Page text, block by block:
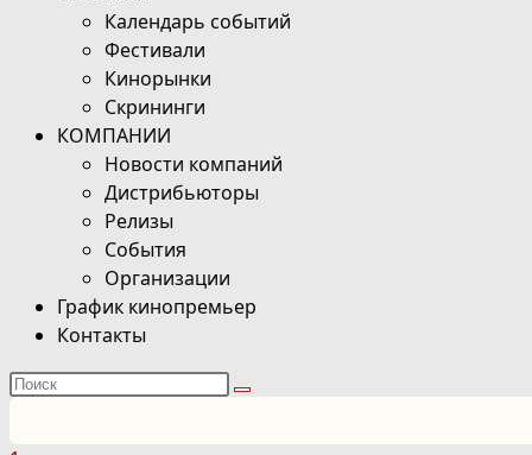
Календарь событий
Фестивали
Кинорынки
Скрининги
КОМПАНИИ
Новости компаний
Дистрибьюторы
Релизы
События
Организации
График кинопремьер
Контакты
Поиск